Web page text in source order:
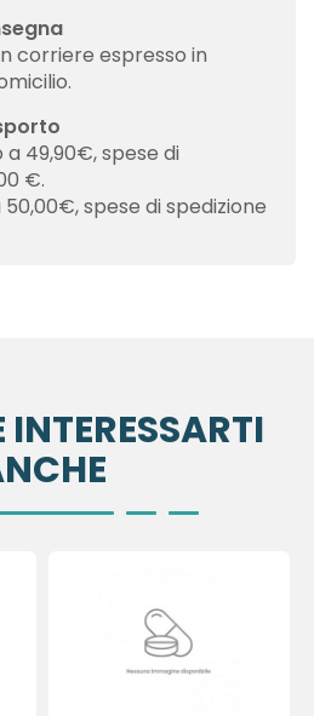
corriere espresso in
a 49,90€, spese di
€.
spese di spedizione
INTERESSARTI